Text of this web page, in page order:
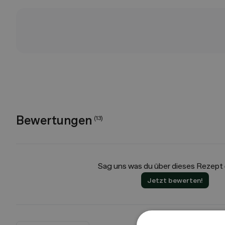
Bewertungen (13)
Sag uns was du über dieses
Jetzt bewerten!